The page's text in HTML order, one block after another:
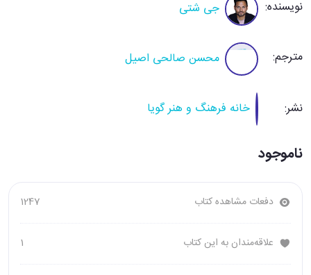
نویسنده: جی شتی
مترجم: محسن صالحی اصیل
نشر: خانه فرهنگ و هنر گویا
ناموجود
دفعات مشاهده کتاب 1247
علاقه‌مندان به این کتاب 1